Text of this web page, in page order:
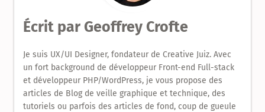
Design
Produit
Écrit par Geoffrey Crofte
Je suis UX/UI Designer, fondateur de Creative Juiz. Avec
un fort background de développeur Front-end Full-stack
et développeur PHP/WordPress, je vous propose des
articles de Blog de veille graphique et technique, des
tutoriels ou parfois des articles de fond, coup de gueule